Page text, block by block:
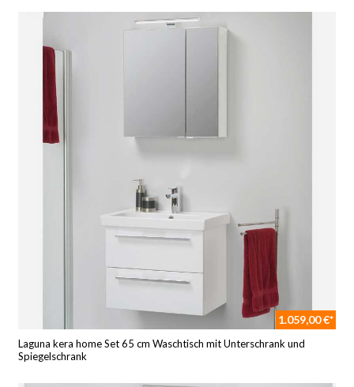
1.059,00 €*
Laguna kera home Set 65 cm Waschtisch mit Unterschrank und
Spiegelschrank